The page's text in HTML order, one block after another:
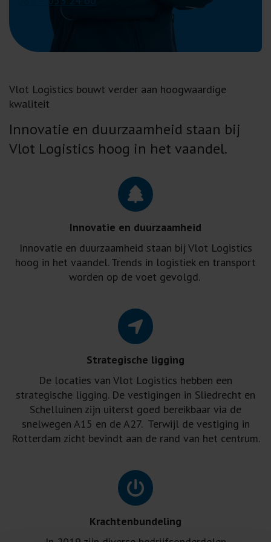
e
Vlot Logistics bouwt verder aan hoogwaardige
kwaliteit
Innovatie en duurzaamheid staan bij
Vlot Logistics hoog in het vaandel.
Innovatie en duurzaamheid
Innovatie en duurzaamheid staan bij Vlot Logistics
hoog in het vaandel. Trends in logistiek en transport
worden op de voet gevolgd.
Strategische ligging
De locaties van Vlot Logistics hebben een
strategische ligging. De vestigingen in Sliedrecht en
Schelluinen zijn uiterst goed bereikbaar via de
snelwegen A15 en de A27. Terwijl de vestiging in
Rotterdam zicht bevindt aan de rand van het centrum.
Krachtenbundeling